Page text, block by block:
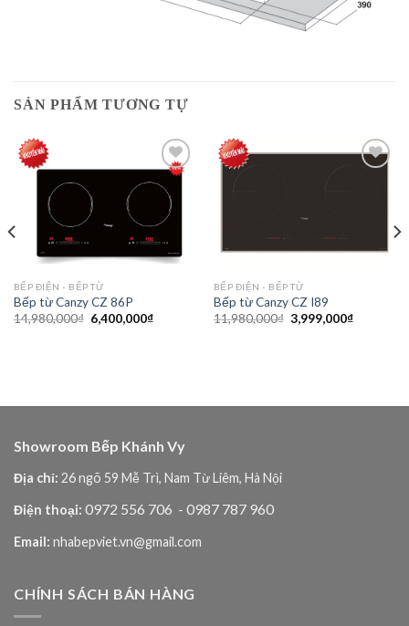
SẢN PHẨM TƯƠNG TỰ
Add to
wishlist
BẾP ĐIỆN - BẾP TỪ
Bếp từ Canzy CZ 86P
14,980,000₫ Giá
gốc
6,400,000₫Giá
BẾP ĐIỆN - BẾP TỪ
Bếp từ Canzy CZ I89
11,980,000₫ Giá
gốc
3,999,000₫Giá
Showroom Bếp Khánh Vy
Địa chỉ: 26 ngõ 59 Mễ Trì, Nam Từ Liêm, Hà Nội
Điện thoại: 0972 556 706 - 0987 787 960
Email: nhabepviet.vn@gmail.com
CHÍNH SÁCH BÁN HÀNG